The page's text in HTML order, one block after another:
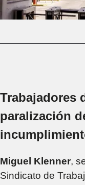
Trabajadores
paralización
Miguel Klenner,
Sindicato de